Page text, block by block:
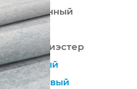
Современный
Турция
100% Полиэстер
Машинный
Безворсовый